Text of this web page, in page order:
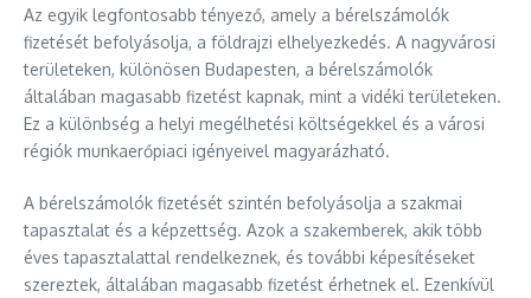
Az egyik legfontosabb tényező, amely a bérelszámolók
fizetését befolyásolja, a földrajzi elhelyezkedés. A nagyvárosi
területeken, különösen Budapesten, a bérelszámolók
általában magasabb fizetést kapnak, mint a vidéki területeken.
Ez a különbség a helyi megélhetési költségekkel és a városi
régiók munkaerőpiaci igényeivel magyarázható.
A bérelszámolók fizetését szintén befolyásolja a szakmai
tapasztalat és a képzettség. Azok a szakemberek, akik több
éves tapasztalattal rendelkeznek, és további képesítéseket
szereztek, általában magasabb fizetést érhetnek el. Ezenkívül